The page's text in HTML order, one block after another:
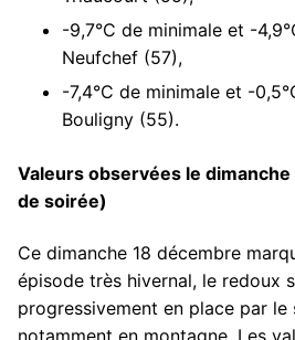
-9,7°C de minimale et -
Neufchef (57),
-7,4°C de minimale et -
Bouligny (55).
Valeurs observées le dimanche
de soirée)
Ce dimanche 18 décembre
épisode très hivernal, le redoux
progressivement en place par le